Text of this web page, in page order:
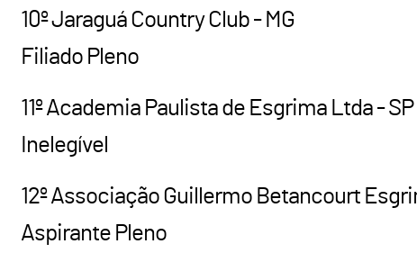
10º Jaraguá Country Club - MG
Filiado Pleno
11º Academia Paulista de Esgrima Ltda - SP
Inelegível
12º Associação Guillermo Betancourt
Aspirante Pleno